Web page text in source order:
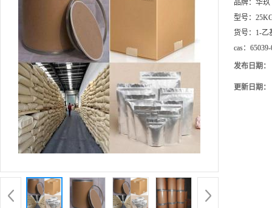
品牌： 华玖
型号：
货号： 1-乙
cas：
发布日期：
更新日期：